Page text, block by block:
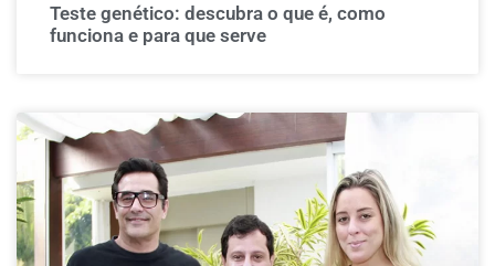
Teste genético: descubra o que é, como
funciona e para que serve